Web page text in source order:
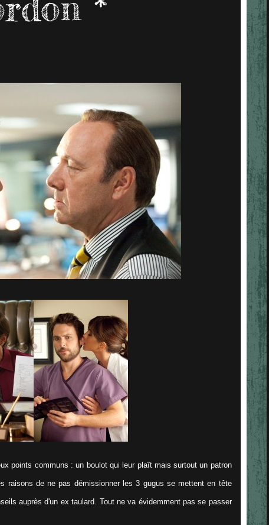
points communs : un boulot qui leur plaît mais surtout un patron
raisons de ne pas démissionner les 3 gugus se mettent en tête
auprès d'un ex taulard. Tout ne va évidemment pas se passer